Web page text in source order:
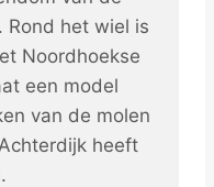
Rond het wiel is
Noordhoekse
een model
van de molen
heeft